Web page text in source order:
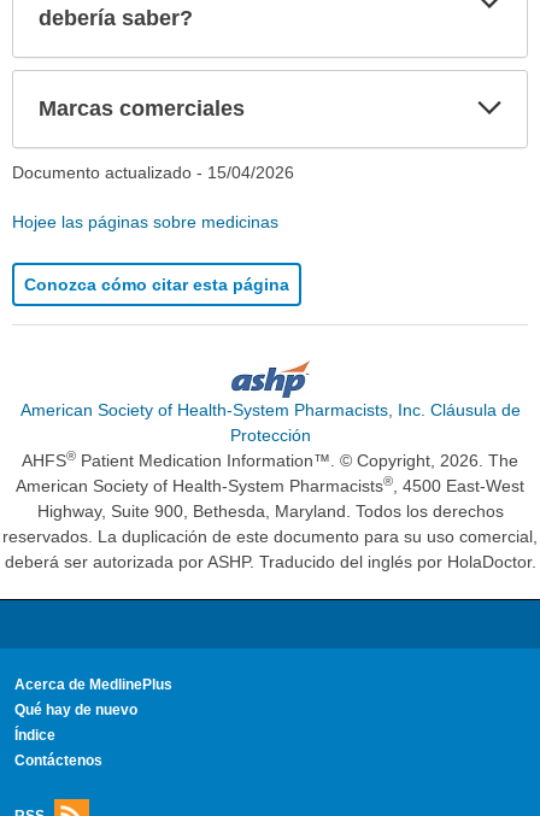
debería saber?
Marcas comerciales
Documento actualizado - 15/04/2026
Hojee las páginas sobre medicinas
Conozca cómo citar esta página
American Society of Health-System Pharmacists, Inc. Cláusula de
Protección
AHFS® Patient Medication Information™. © Copyright, 2026. The
American Society of Health-System Pharmacists®, 4500 East-West
Highway, Suite 900, Bethesda, Maryland. Todos los derechos
reservados. La duplicación de este documento para su uso comercial,
deberá ser autorizada por ASHP. Traducido del inglés por HolaDoctor.
Acerca de MedlinePlus
Qué hay de nuevo
Índice
Contáctenos